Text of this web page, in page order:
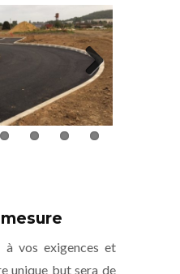
Next
à vos exigences et
unique but sera de